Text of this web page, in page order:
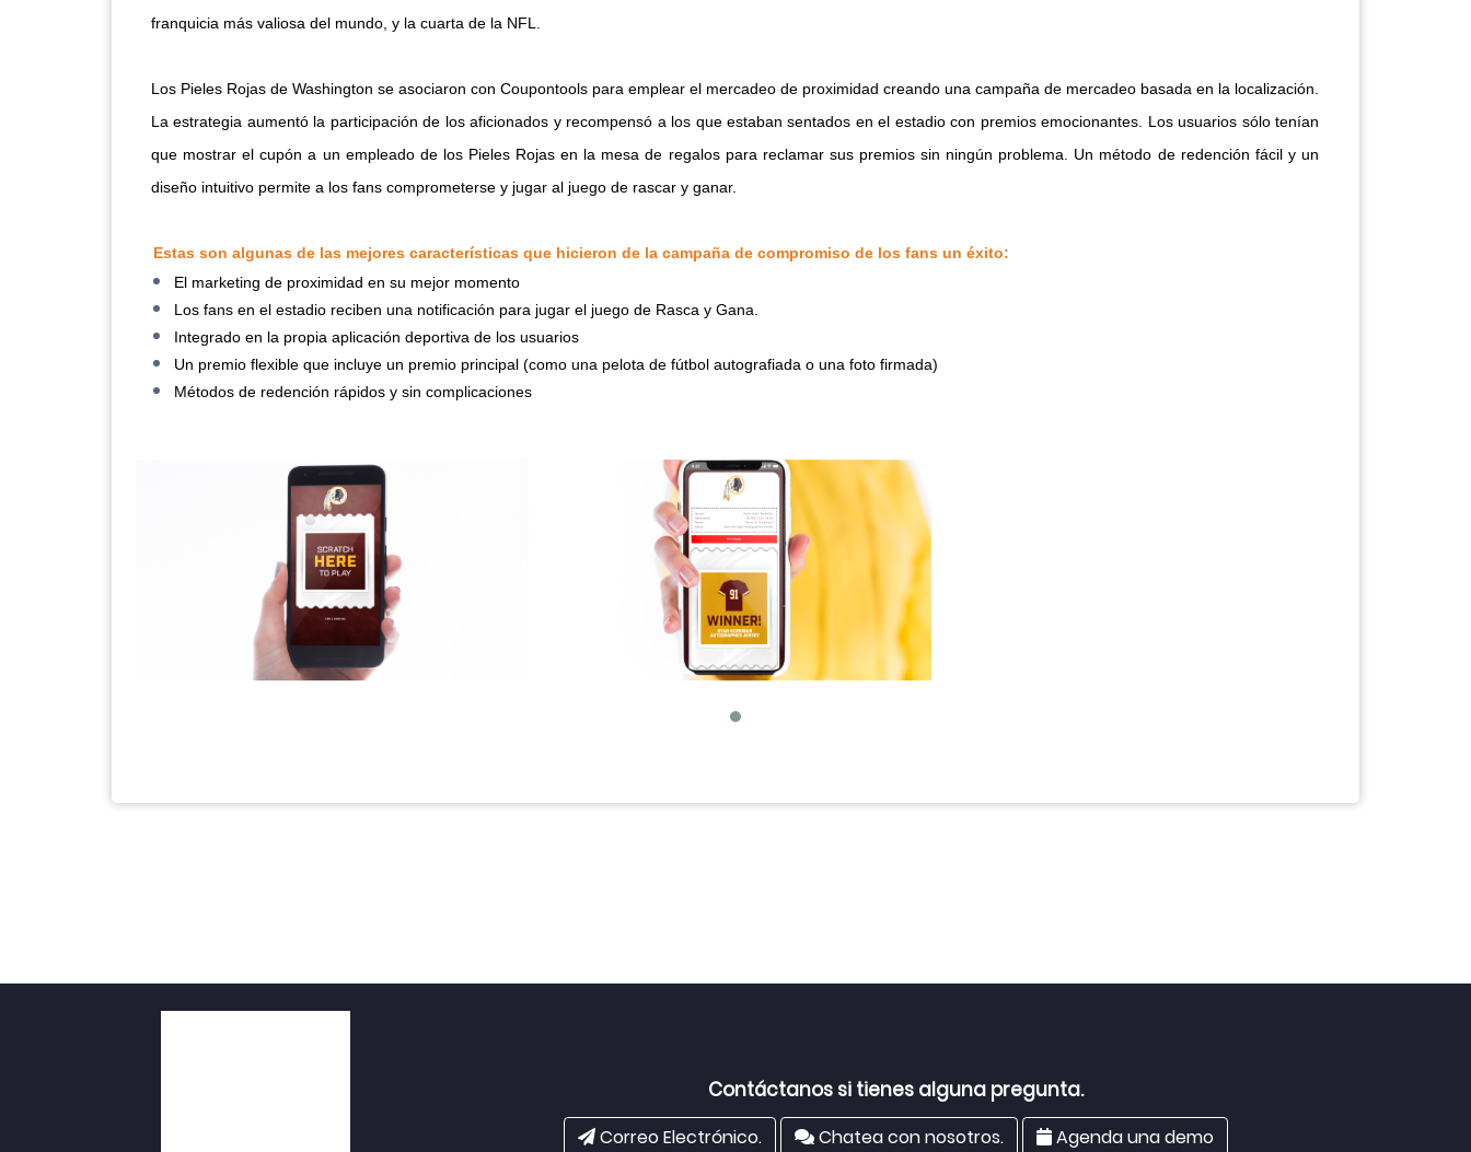
franquicia más valiosa del mundo, y la cuarta de la NFL.
Los Pieles Rojas de Washington se asociaron con Coupontools para emplear el mercadeo de proximidad creando una campaña de mercadeo basada en la localización.
La estrategia aumentó la participación de los aficionados y recompensó a los que estaban sentados en el estadio con premios emocionantes. Los usuarios sólo tenían
que mostrar el cupón a un empleado de los Pieles Rojas en la mesa de regalos para reclamar sus premios sin ningún problema. Un método de redención fácil y un
diseño intuitivo permite a los fans comprometerse y jugar al juego de rascar y ganar.
Estas son algunas de las mejores características que hicieron de la campaña de compromiso de los fans un éxito:
El marketing de proximidad en su mejor momento
Los fans en el estadio reciben una notificación para jugar el juego de Rasca y Gana.
Integrado en la propia aplicación deportiva de los usuarios
Un premio flexible que incluye un premio principal (como una pelota de fútbol autografiada o una foto firmada)
Métodos de redención rápidos y sin complicaciones
Contáctanos si tienes alguna pregunta.
Correo Electrónico. Chatea con nosotros. Agenda una demo